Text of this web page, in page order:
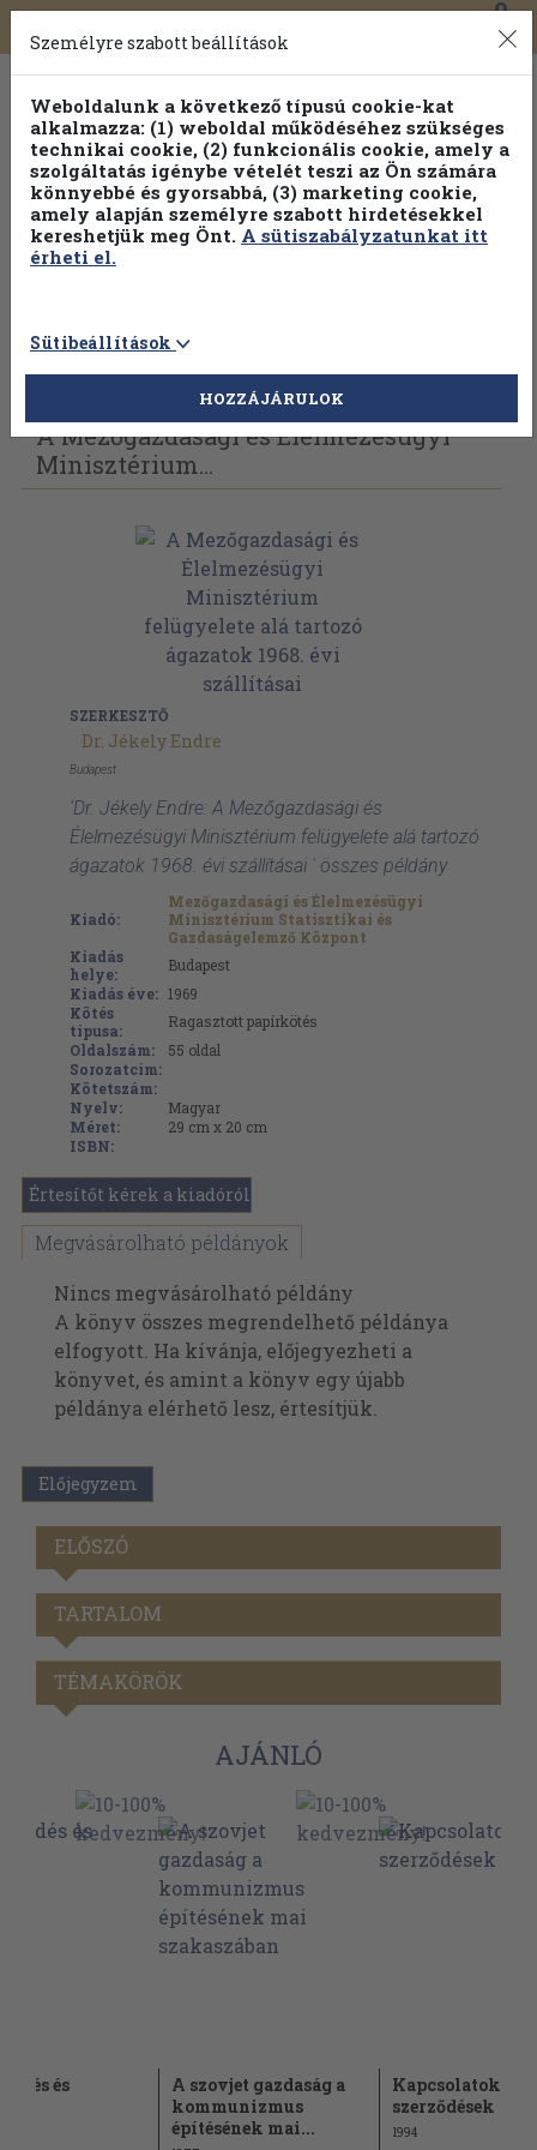
Toggle
navigation
0
Válogasson több mint 1.000.000 kiadványunk közül
100% kedvezménnyel!
Vissza az előző oldalra Válasszon példányt
A Mezőgazdasági és Élelmezésügyi
Minisztérium...
SZERKESZTŐ
Dr. Jékely Endre
Budapest
'Dr. Jékely Endre: A Mezőgazdasági és
Élelmezésügyi Minisztérium felügyelete alá tartozó
ágazatok 1968. évi szállításai ' összes példány
Kiadó:
Mezőgazdasági és Élelmezésügyi
Minisztérium Statisztikai és
Gazdaságelemző Központ
Kiadás
helye:
Budapest
Kiadás éve: 1969
Kötés
típusa:
Ragasztott papírkötés
Oldalszám:
55 oldal
Sorozatcím:
Kötetszám:
Nyelv:
Magyar
Méret:
29 cm x 20 cm
ISBN:
Értesítőt kérek a kiadóról
Megvásárolható példányok
Nincs megvásárolható példány
A könyv összes megrendelhető példánya
elfogyott. Ha kívánja, előjegyezheti a
könyvet, és amint a könyv egy újabb
példánya elérhető lesz, értesítjük.
Előjegyzem
ELŐSZÓ
TARTALOM
TÉMAKÖRÖK
AJÁNLÓ
és
A szovjet gazdaság a
kommunizmus
építésének mai...
Kapcsolatok és
szerződések
1994
Személyre szabott beállítások
Weboldalunk a következő típusú cookie-kat
alkalmazza: (1) weboldal működéséhez szükséges
technikai cookie, (2) funkcionális cookie, amely a
szolgáltatás igénybe vételét teszi az Ön számára
könnyebbé és gyorsabbá, (3) marketing cookie,
amely alapján személyre szabott hirdetésekkel
kereshetjük meg Önt. A sütiszabályzatunkat itt
érheti el.
Sütibeállítások
HOZZÁJÁRULOK